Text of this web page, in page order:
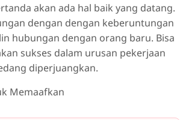
akan ada hal baik yang datang.
dengan dengan keberuntungan
hubungan dengan orang baru. Bisa
sukses dalam urusan pekerjaan
diperjuangkan.
Memaafkan